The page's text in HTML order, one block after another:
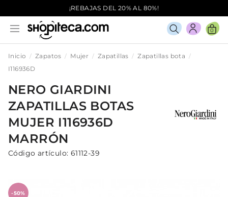
¡REBAJAS DEL 20% AL 80%!
0
Inicio Zapatos Mujer Zapatillas
Zapatillas bota
I116936D
NERO GIARDINI
ZAPATILLAS BOTAS
MUJER I116936D
MARRÓN
Código artículo: 61112-39
-50%